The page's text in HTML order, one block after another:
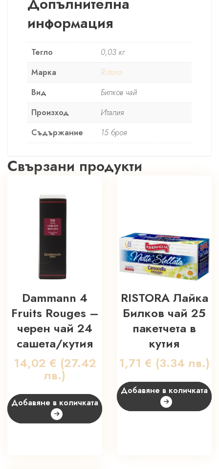
информация
Тегло
0,03 кг
Марка
Ristora
Вид
Билков чай
Произход
Италия
Съдържание
15 броя
Свързани продукти
Dammann 4
Fruits Rouges –
черен чай 24
сашета/кутия
14,02 € (27.42
лв.)
Добавяне в количката
RISTORA Лайка
Билков чай 25
пакетчета в
кутия
1,71 € (3.34 лв.)
Добавяне в количката